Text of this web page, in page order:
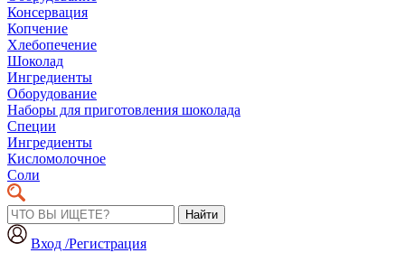
Консервация
Копчение
Хлебопечение
Шоколад
Ингредиенты
Оборудование
Наборы для приготовления шоколада
Специи
Ингредиенты
Кисломолочное
Соли
Найти
Вход /Регистрация